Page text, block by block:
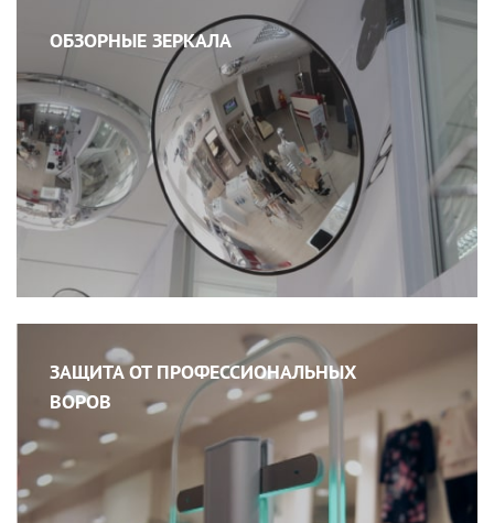
ОБЗОРНЫЕ ЗЕРКАЛА
ЗАЩИТА ОТ ПРОФЕССИОНАЛЬНЫХ
ВОРОВ